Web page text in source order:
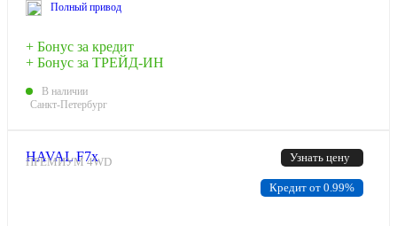
Полный привод
+ Бонус за кредит
+ Бонус за ТРЕЙД-ИН
В наличии
Санкт-Петербург
Узнать цену
HAVAL F7x
ПРЕМИУМ 4WD
Кредит от 0.99%